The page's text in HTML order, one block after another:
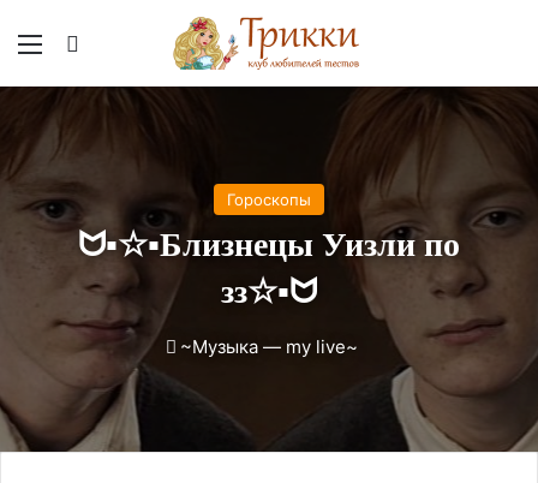
Меню
Гороскопы
ᗢ▪︎☆▪︎Близнецы Уизли по
зз☆▪︎ᗢ
~Музыка — my live~